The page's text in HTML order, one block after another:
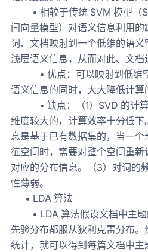
• 相较于传统 SVM 模型（
间向量模型）对语义信息利用
词、文档映射到一个低维的语
浅层语义信息，从而对此、文档
• 优点：可以映射到低维空
语义信息的同时，大大降低计算
• 缺点：（1）SVD 的计算
维度较大的，计算效率十分低
息是基于已有数据集的，当一
征空间时，需要对整个空间重
对应的分布信息。（3）对词的
性薄弱。
• LDA 算法
• LDA 算法假设文档中主题
先验分布都服从狄利克雷分布
统计，就可以得到每篇文档中